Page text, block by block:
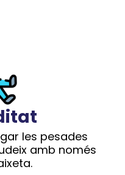
les pesades
amb només